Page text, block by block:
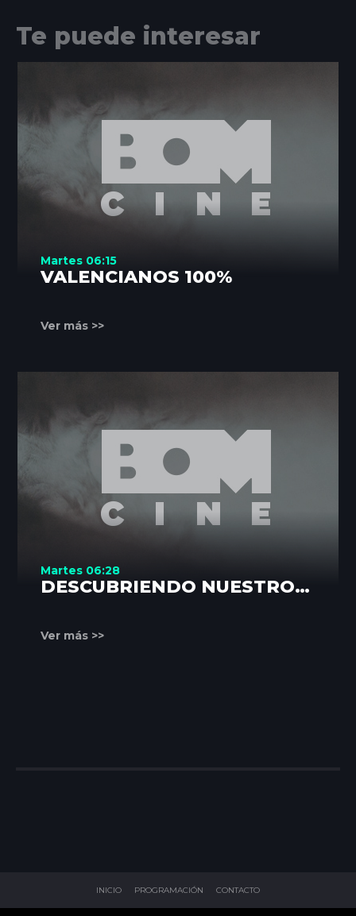
Te puede interesar
Martes 06:15
VALENCIANOS 100%
Ver más >>
Martes 06:28
DESCUBRIENDO NUESTROS
Ver más >>
INICIO PROGRAMACIÓN CONTACTO